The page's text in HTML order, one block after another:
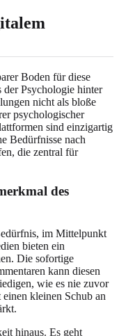
Boden für diese
der Psychologie hinter
nicht als bloße
psychologischer
sind einzigartig
Bedürfnisse nach
die zentral für
des
im Mittelpunkt
bieten ein
Die sofortige
kann diesen
wie es nie zuvor
kleinen Schub an
hinaus. Es geht